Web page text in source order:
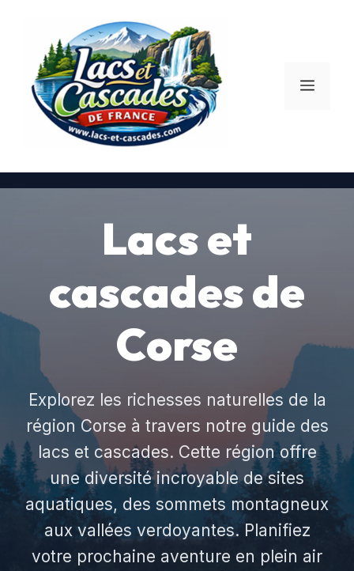
contenu
Menu
Lacs et
cascades de
Corse
Explorez les richesses naturelles de la
région Corse à travers notre guide des
lacs et cascades. Cette région offre
une diversité incroyable de sites
aquatiques, des sommets montagneux
aux vallées verdoyantes. Planifiez
votre prochaine aventure en plein air